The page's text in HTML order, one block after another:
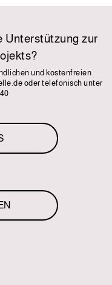
Unterstützung zur
und kostenfreien
oder telefonisch unter